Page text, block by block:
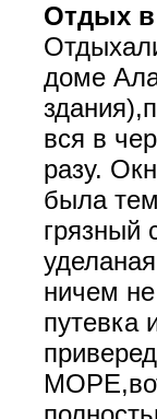
Отдых
доме
вся в
разу.
была
грязный
ничем
путевка